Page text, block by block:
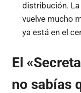
distribución.
vuelve mucho
ya está en el
El
no sabías